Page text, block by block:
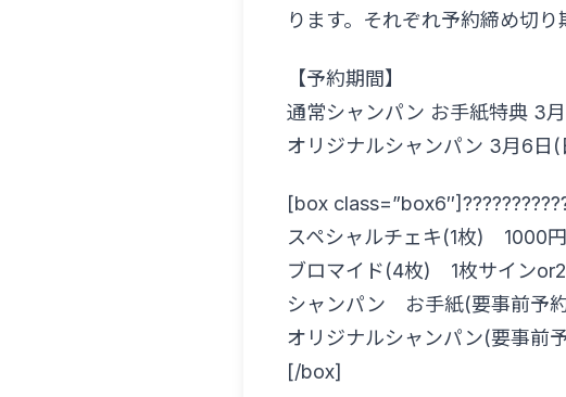
ります。それぞれ予約締め切
【予約期間】
通常シャンパン お手紙特典 3
オリジナルシャンパン 3月6日
[box
スペシャルチェキ(1枚) 1000円
ブロマイド(4枚) 1枚サイン
シャンパン お手紙(要事前予
オリジナルシャンパン(要事
[/box]